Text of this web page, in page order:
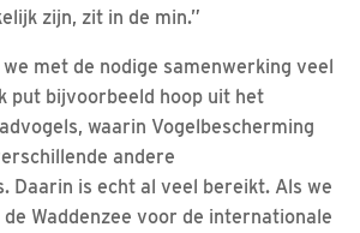
zijn, zit in de min.”
met de nodige samenwerking veel
put bijvoorbeeld hoop uit het
waarin Vogelbescherming
andere
Daarin is echt al veel bereikt. Als we
Waddenzee voor de internationale